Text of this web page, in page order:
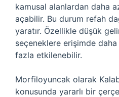
kamusal alanlardan daha
açabilir. Bu durum refah
yaratır. Özellikle düşük
seçeneklere erişimde daha
fazla etkilenebilir.
Morfiloyuncak olarak
konusunda yararlı bir